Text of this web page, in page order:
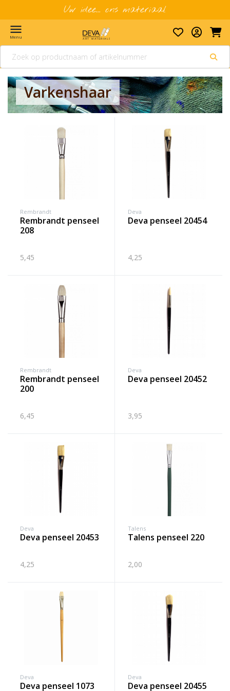
Uw idee... ons materiaal
menu
Menu
Varkenshaar
Rembrandt
rembrandt penseel
208
5,45
Deva
deva penseel 20454
4,25
Rembrandt
rembrandt penseel
200
6,45
Deva
deva penseel 20452
3,95
Deva
deva penseel 20453
4,25
Talens
talens penseel 220
2,00
Deva
deva penseel 1073
Deva
deva penseel 20455